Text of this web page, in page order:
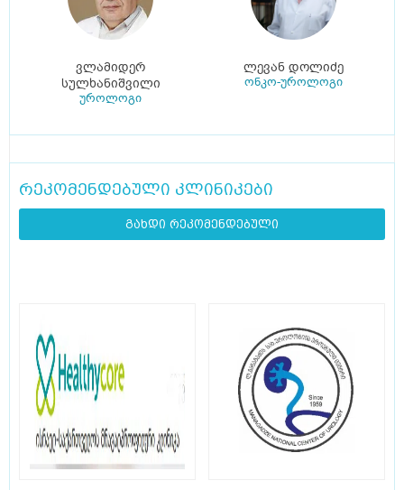
ვლამიდერ
სულხანიშვილი
უროლოგი
ლევან დოლიძე
ონკო-უროლოგი
რეკომენდებული კლინიკები
გახდი რეკომენდებული